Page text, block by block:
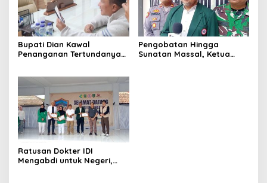
Bupati Dian Kawal
Penanganan Tertundanya
Jemaah Dipenuhi
Pengobatan Hingga
Sunatan Massal, Ketua
Ratusan Dokter IDI
Mengabdi untuk Negeri,